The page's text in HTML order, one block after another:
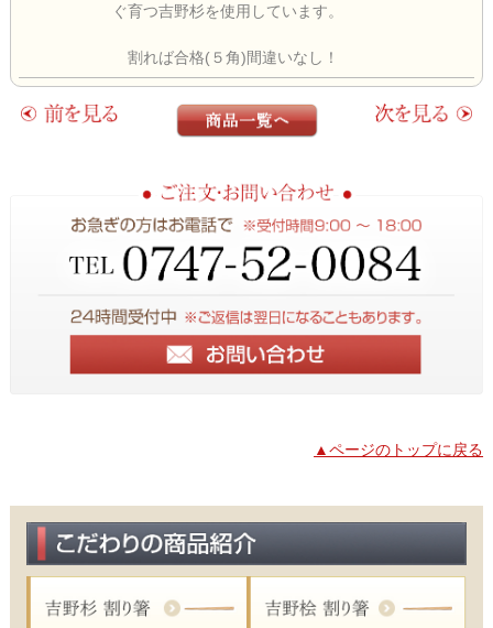
ぐ育つ吉野杉を使用しています。
割れば合格(５角)間違いなし！
▲ページのトップに戻る